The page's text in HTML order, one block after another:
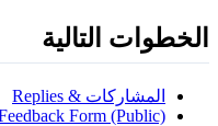
التالية
المشاركات & Replies
Feedback Form (Public)